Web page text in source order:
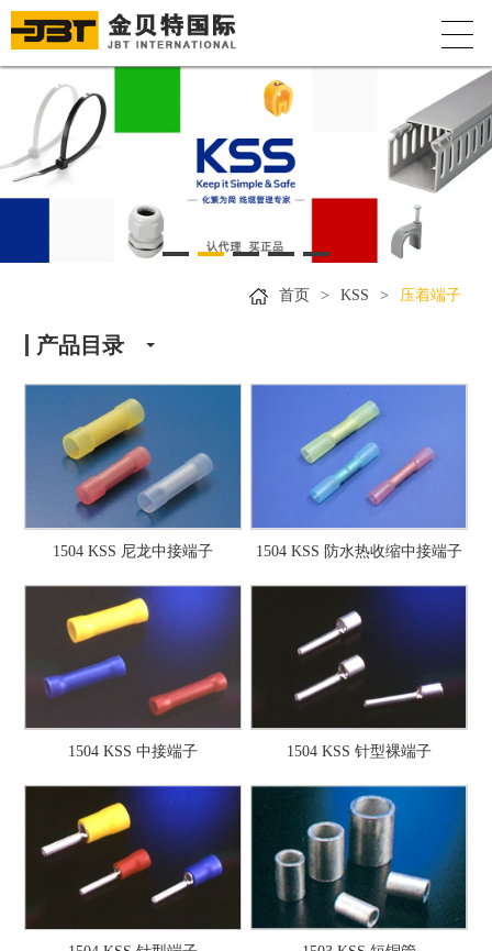
首页 > KSS > 压着端子
产品目录
1504 KSS 尼龙中接端子 1504 KSS 防水热收缩中接端子
1504 KSS 中接端子 1504 KSS 针型裸端子